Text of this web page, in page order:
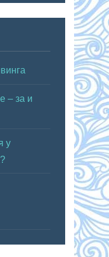
– за и
у